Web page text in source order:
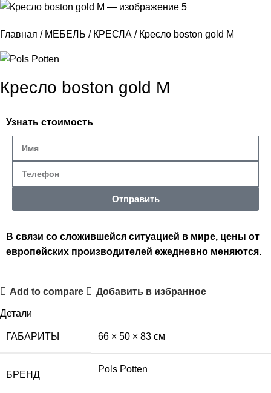
Главная МЕБЕЛЬ КРЕСЛА Кресло boston gold M
Кресло boston gold M
Узнать стоимость
Отправить
В связи со сложившейся ситуацией в мире, цены от
европейских производителей ежедневно меняются.
Add to compare Добавить в избранное
Детали
ГАБАРИТЫ 66 × 50 × 83 см
БРЕНД
Pols Potten